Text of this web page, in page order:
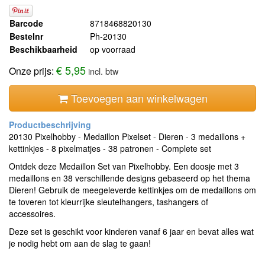
Barcode
8718468820130
Bestelnr
Ph-20130
Beschikbaarheid
op voorraad
Onze prijs: € 5,95incl. btw
Toevoegen aan winkelwagen
20130 Pixelhobby - Medaillon Pixelset - Dieren - 3 medaillons +
kettinkjes - 8 pixelmatjes - 38 patronen - Complete set
Ontdek deze Medaillon Set van Pixelhobby. Een doosje met 3
medaillons en 38 verschillende designs gebaseerd op het thema
Dieren! Gebruik de meegeleverde kettinkjes om de medaillons om
te toveren tot kleurrijke sleutelhangers, tashangers of
accessoires.
Deze set is geschikt voor kinderen vanaf 6 jaar en bevat alles wat
je nodig hebt om aan de slag te gaan!